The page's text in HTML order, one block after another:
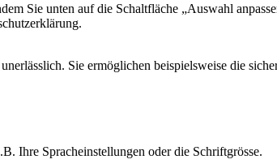
Sie unten auf die Schaltfläche „Auswahl
Sie ermöglichen beispielsweise die
Ihre Spracheinstellungen oder die Schriftgrösse.